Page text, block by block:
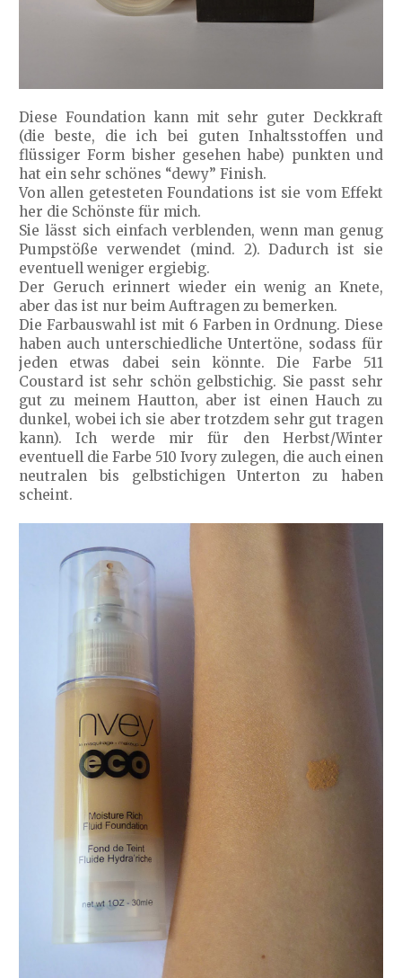
Diese Foundation kann mit sehr guter Deckkraft
(die beste, die ich bei guten Inhaltsstoffen und
flüssiger Form bisher gesehen habe) punkten und
hat ein sehr schönes “dewy” Finish.
Von allen getesteten Foundations ist sie vom Effekt
her die Schönste für mich.
Sie lässt sich einfach verblenden, wenn man genug
Pumpstöße verwendet (mind. 2). Dadurch ist sie
eventuell weniger ergiebig.
Der Geruch erinnert wieder ein wenig an Knete,
aber das ist nur beim Auftragen zu bemerken.
Die Farbauswahl ist mit 6 Farben in Ordnung. Diese
haben auch unterschiedliche Untertöne, sodass für
jeden etwas dabei sein könnte. Die Farbe 511
Coustard ist sehr schön gelbstichig. Sie passt sehr
gut zu meinem Hautton, aber ist einen Hauch zu
dunkel, wobei ich sie aber trotzdem sehr gut tragen
kann). Ich werde mir für den Herbst/Winter
eventuell die Farbe 510 Ivory zulegen, die auch einen
neutralen bis gelbstichigen Unterton zu haben
scheint.